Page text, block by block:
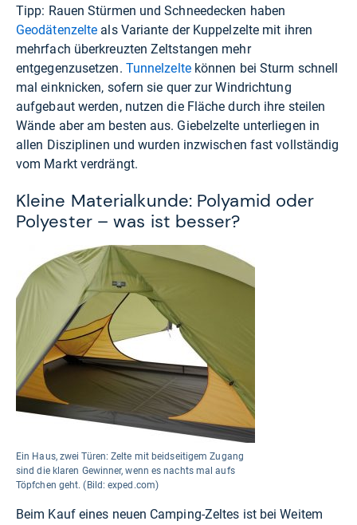
Tipp: Rauen Stürmen und Schneedecken haben
Geodätenzelte als Variante der Kuppelzelte mit ihren
mehrfach überkreuzten Zeltstangen mehr
entgegenzusetzen. Tunnelzeltekönnen bei Sturm schnell
mal einknicken, sofern sie quer zur Windrichtung
aufgebaut werden, nutzen die Fläche durch ihre steilen
Wände aber am besten aus. Giebelzelte unterliegen in
allen Disziplinen und wurden inzwischen fast vollständig
vom Markt verdrängt.
Kleine Materialkunde: Polyamid oder
Polyester – was ist besser?
Ein Haus, zwei Türen: Zelte mit beidseitigem Zugang
sind die klaren Gewinner, wenn es nachts mal aufs
Töpfchen geht. (Bild: exped.com)
Beim Kauf eines neuen Camping-Zeltes ist bei Weitem